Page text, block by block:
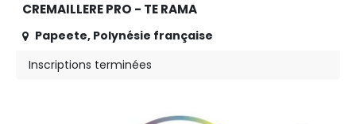
CREMAILLERE PRO - TE RAMA
Papeete, Polynésie française
Inscriptions terminées